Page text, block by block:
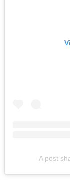
A post